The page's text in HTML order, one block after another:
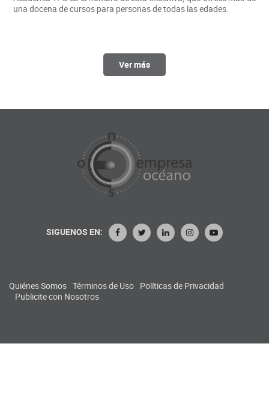
una docena de cursos para personas de todas las edades.
Ver más
SIGUENOS EN:
Quiénes Somos Términos de Uso Políticas de Privacidad
Publicite con Nosotros